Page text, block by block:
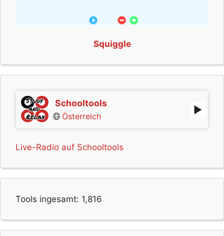
Squiggle
Schooltools
Österreich
Live-Radio auf Schooltools
Tools ingesamt: 1,816